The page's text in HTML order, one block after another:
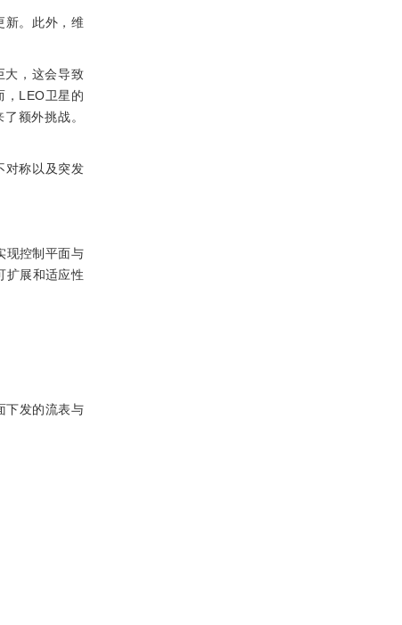
新。此外，维
大，这会导致
，LEO卫星的
额外挑战。
对称以及突发
现控制平面与
扩展和适应性
下发的流表与